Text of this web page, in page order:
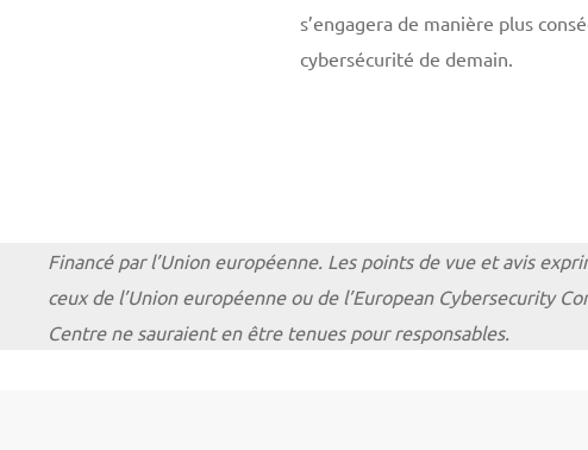
s’engagera de manière plus
cybersécurité de demain.
Financé par l’Union européenne. Les points de vue et avis
ceux de l’Union européenne ou de l’European Cybersecurity
Centre ne sauraient en être tenues pour responsables.